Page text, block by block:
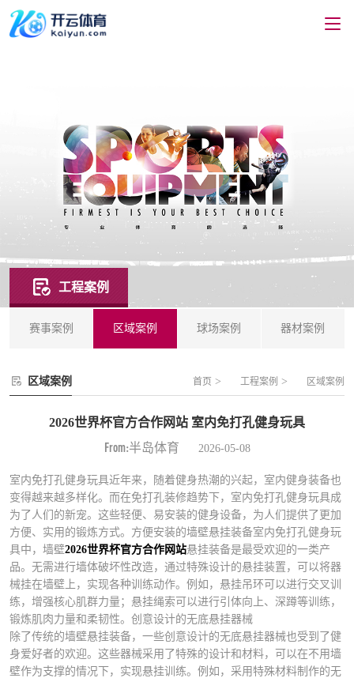
工程案例
赛事案例 区域案例 球场案例 器材案例
区域案例 首页 > 工程案例 > 区域案例
2026世界杯官方合作网站 室内免打孔健身玩具
From:半岛体育 2026-05-08
室内免打孔健身玩具近年来，随着健身热潮的兴起，室内健身装备也
变得越来越多样化。而在免打孔装修趋势下，室内免打孔健身玩具成
为了人们的新宠。这些轻便、易安装的健身设备，为人们提供了更加
方便、实用的锻炼方式。方便安装的墙壁悬挂装备室内免打孔健身玩
具中，墙壁2026世界杯官方合作网站悬挂装备是最受欢迎的一类产
品。无需进行墙体破坏性改造，通过特殊设计的悬挂装置，可以将器
械挂在墙壁上，实现各种训练动作。例如，悬挂吊环可以进行交叉训
练，增强核心肌群力量；悬挂绳索可以进行引体向上、深蹲等训练，
锻炼肌肉力量和柔韧性。创意设计的无底悬挂器械
除了传统的墙壁悬挂装备，一些创意设计的无底悬挂器械也受到了健
身爱好者的欢迎。这些器械采用了特殊的设计和材料，可以在不用墙
壁作为支撑的情况下，实现悬挂训练。例如，采用特殊材料制作的无